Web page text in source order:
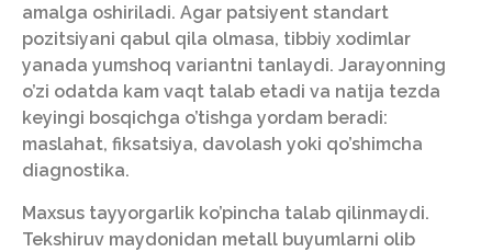
amalga oshiriladi. Agar patsiyent standart
pozitsiyani qabul qila olmasa, tibbiy xodimlar
yanada yumshoq variantni tanlaydi. Jarayonning
o’zi odatda kam vaqt talab etadi va natija tezda
keyingi bosqichga o’tishga yordam beradi:
maslahat, fiksatsiya, davolash yoki qo’shimcha
diagnostika.
Maxsus tayyorgarlik ko’pincha talab qilinmaydi.
Tekshiruv maydonidan metall buyumlarni olib